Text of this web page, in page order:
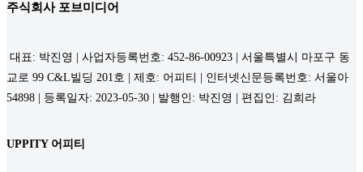
주식회사 포브미디어
대표: 박진영 | 사업자등록번호: 452-86-00923 | 서울특별시 마포구 동
교로 99 C&L빌딩 201호 | 제호: 어피티 | 인터넷신문등록번호: 서울아
54898 | 등록일자: 2023-05-30 | 발행인: 박진영 | 편집인: 김희라
UPPITY 어피티